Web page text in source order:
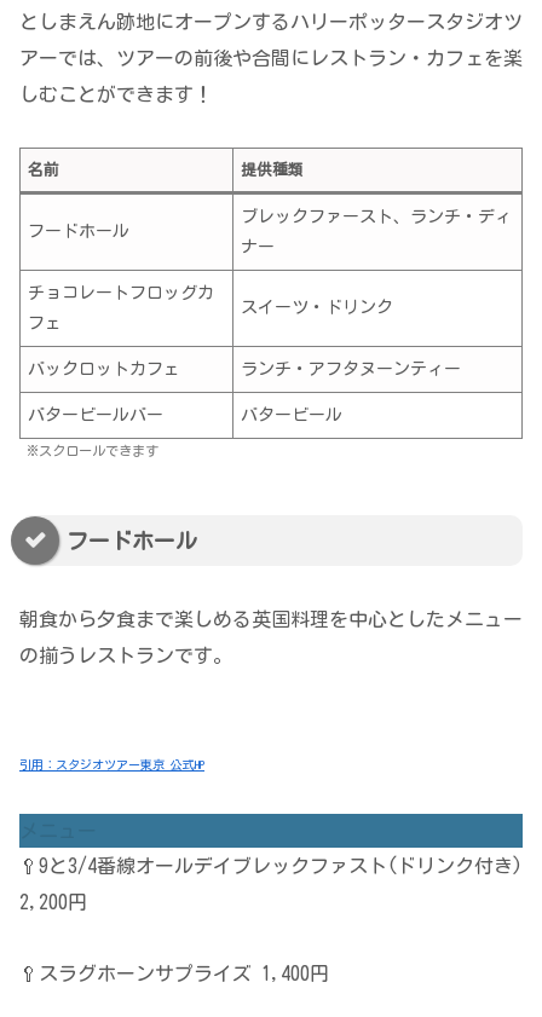
としまえん跡地にオープンするハリーポッタースタジオツ
アーでは、ツアーの前後や合間にレストラン・カフェを楽
しむことができます！
名前 提供種類
フードホール
ブレックファースト、ランチ・ディ
ナー
チョコレートフロッグカ
フェ
スイーツ・ドリンク
バックロットカフェ ランチ・アフタヌーンティー
バタービールバー バタービール
※スクロールできます
フードホール
朝食から夕食まで楽しめる英国料理を中心としたメニュー
の揃うレストランです。
引用：スタジオツアー東京 公式HP
🥄9と3/4番線オールデイブレックファスト(ドリンク付き)
2,200円
🥄スラグホーンサプライズ 1,400円